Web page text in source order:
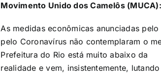
Movimento Unido dos Camelôs
As medidas econômicas anunciadas
pelo Coronavírus não contemplaram o
Prefeitura do Rio está muito abaixo da
realidade e vem, insistentemente,